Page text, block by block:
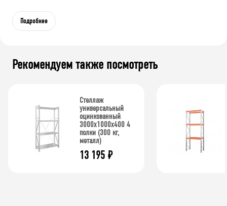
Подробнее
Рекомендуем также посмотреть
Стеллаж
универсальный
оцинкованный
3000x1000x400 4
полки (300 кг,
металл)
13 195 ₽